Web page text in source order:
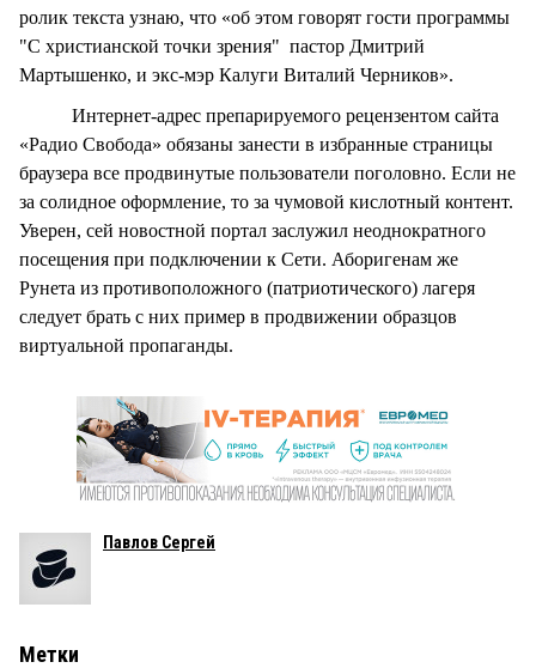
ролик текста узнаю, что «об этом говорят гости программы
"С христианской точки зрения" пастор Дмитрий
Мартышенко, и экс-мэр Калуги Виталий Черников».
Интернет-адрес препарируемого рецензентом сайта
«Радио Свобода» обязаны занести в избранные страницы
браузера все продвинутые пользователи поголовно. Если не
за солидное оформление, то за чумовой кислотный контент.
Уверен, сей новостной портал заслужил неоднократного
посещения при подключении к Сети. Аборигенам же
Рунета из противоположного (патриотического) лагеря
следует брать с них пример в продвижении образцов
виртуальной пропаганды.
Павлов Сергей
Метки